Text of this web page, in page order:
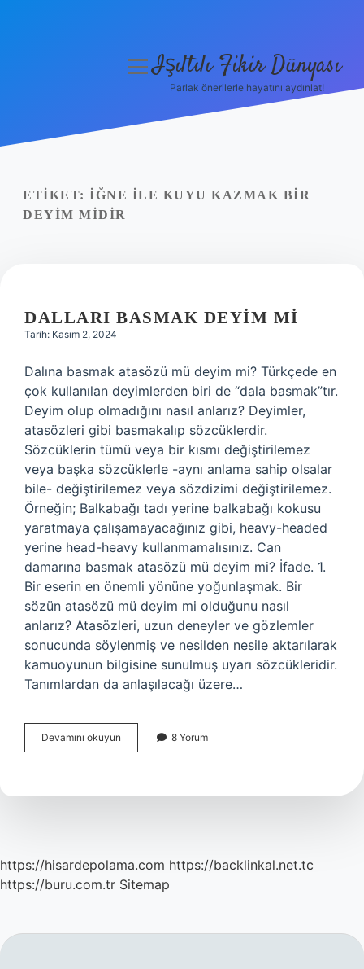
Yasal Uyarı
menüyüIşıltılı Fikir Dünyası
Parlak önerilerle hayatını aydınlat!
ETIKET: İĞNE ILE KUYU KAZMAK BIR
DEYIM MIDIR
DALLARI BASMAK DEYIM MI
Tarih: Kasım 2, 2024
Dalına basmak atasözü mü deyim mi? Türkçede en
çok kullanılan deyimlerden biri de “dala basmak”tır.
Deyim olup olmadığını nasıl anlarız? Deyimler,
atasözleri gibi basmakalıp sözcüklerdir.
Sözcüklerin tümü veya bir kısmı değiştirilemez
veya başka sözcüklerle -aynı anlama sahip olsalar
bile- değiştirilemez veya sözdizimi değiştirilemez.
Örneğin; Balkabağı tadı yerine balkabağı kokusu
yaratmaya çalışamayacağınız gibi, heavy-headed
yerine head-heavy kullanmamalısınız. Can
damarına basmak atasözü mü deyim mi? İfade. 1.
Bir eserin en önemli yönüne yoğunlaşmak. Bir
sözün atasözü mü deyim mi olduğunu nasıl
anlarız? Atasözleri, uzun deneyler ve gözlemler
sonucunda söylenmiş ve nesilden nesile aktarılarak
kamuoyunun bilgisine sunulmuş uyarı sözcükleridir.
Tanımlardan da anlaşılacağı üzere…
Devamını okuyun
Basmak
8 Yorum
https://hisardepolama.com https://backlinkal.net.tc
https://buru.com.tr Sitemap